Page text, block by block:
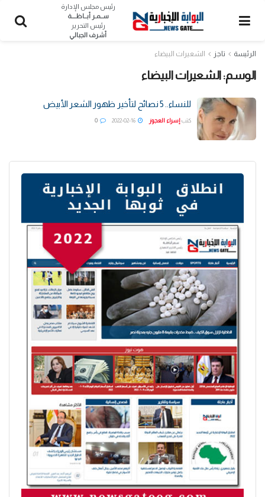
رئيس مجلس الإدارة
ســمـر أبــاظــــة
رئيس التحرير
أشرف الجبالي
الرئيسة تاجز الشعيرات البيضاء
الوسم: الشعيرات البيضاء
للنساء.. 5 نصائح لتأخير ظهور الشعر الأبيض
كتب إسراء العجوز 0